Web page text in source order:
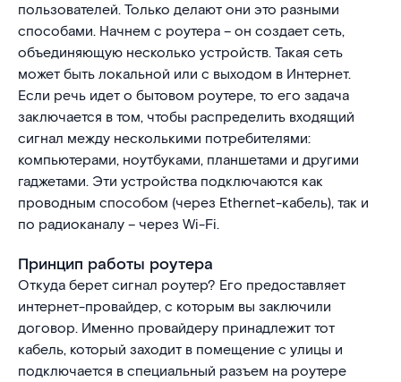
пользователей. Только делают они это разными
способами. Начнем с роутера – он создает сеть,
объединяющую несколько устройств. Такая сеть
может быть локальной или с выходом в Интернет.
Если речь идет о бытовом роутере, то его задача
заключается в том, чтобы распределить входящий
сигнал между несколькими потребителями:
компьютерами, ноутбуками, планшетами и другими
гаджетами. Эти устройства подключаются как
проводным способом (через Ethernet-кабель), так и
по радиоканалу – через Wi-Fi.
Принцип работы роутера
Откуда берет сигнал роутер? Его предоставляет
интернет-провайдер, с которым вы заключили
договор. Именно провайдеру принадлежит тот
кабель, который заходит в помещение с улицы и
подключается в специальный разъем на роутере